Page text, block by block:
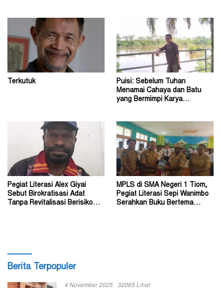
Terkutuk
Puisi: Sebelum Tuhan
Menamai Cahaya dan Batu
yang Bermimpi Karya
Pegiat Literasi Alex Giyai
Sebut Birokratisasi Adat
Tanpa Revitalisasi Berisiko
MPLS di SMA Negeri 1 Tiom,
Pegiat Literasi Sepi Wanimbo
Serahkan Buku Bertema
Berita Terpopuler
4 November 2025 32065 Lihat